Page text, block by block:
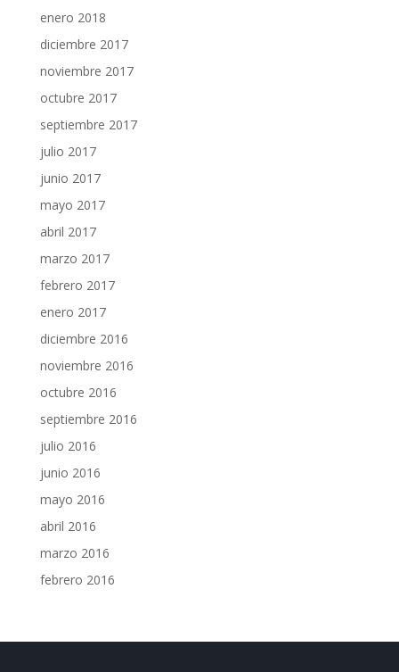
enero 2018
diciembre 2017
noviembre 2017
octubre 2017
septiembre 2017
julio 2017
junio 2017
mayo 2017
abril 2017
marzo 2017
febrero 2017
enero 2017
diciembre 2016
noviembre 2016
octubre 2016
septiembre 2016
julio 2016
junio 2016
mayo 2016
abril 2016
marzo 2016
febrero 2016